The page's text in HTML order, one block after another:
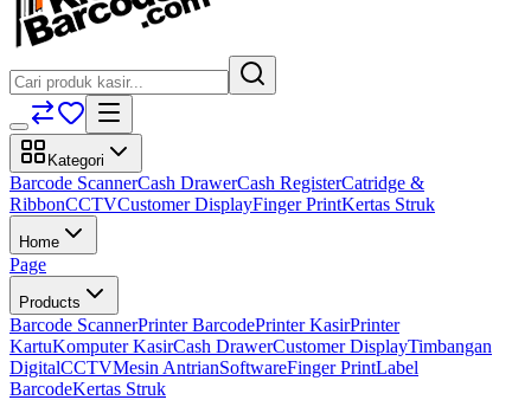
Kategori
Barcode ScannerCash DrawerCash RegisterCatridge &
RibbonCCTVCustomer DisplayFinger PrintKertas Struk
Home
Page
Products
Barcode ScannerPrinter BarcodePrinter KasirPrinter
KartuKomputer KasirCash DrawerCustomer DisplayTimbangan
DigitalCCTVMesin AntrianSoftwareFinger PrintLabel
BarcodeKertas Struk